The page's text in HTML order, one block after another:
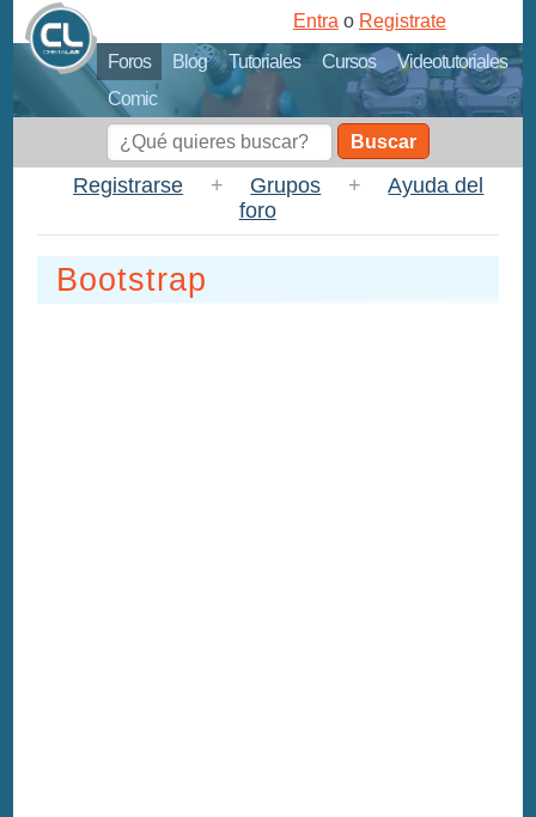
Foros Blog Tutoriales Cursos
Videotutoriales
Comic
Entra o Registrate
Buscar
Registrarse + Grupos +
Ayuda del
foro
Bootstrap